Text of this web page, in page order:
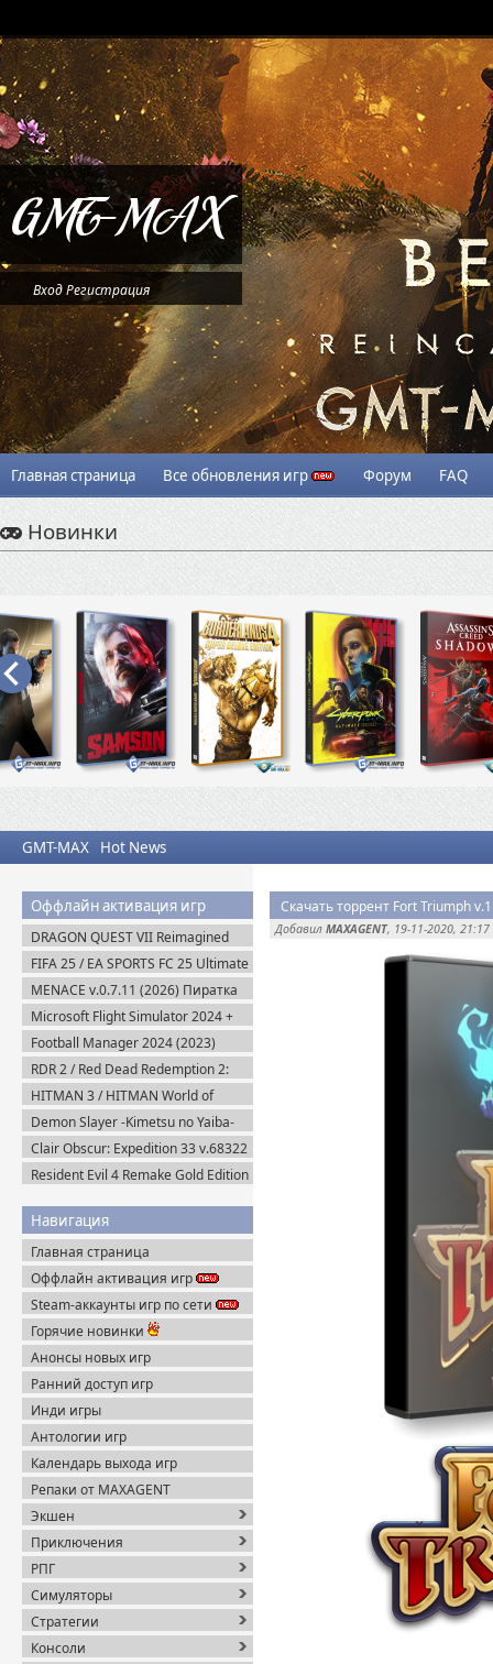
ВходРегистрация
Главная страница Все обновления игр Форум FAQ
Новинки
GMT-MAX Hot News
Оффлайн активация игр
DRAGON QUEST VII Reimagined
v.1.1.1.0 + Все DLC (2026) Пиратка
FIFA 25 / EA SPORTS FC 25 Ultimate
Edition (2024) EA-Rip
MENACE v.0.7.11 (2026) Пиратка
Microsoft Flight Simulator 2024 +
DLC (2024) Пиратка
Football Manager 2024 (2023)
Steam-Rip
RDR 2 / Red Dead Redemption 2:
Ultimate Edition v.1491.50 (2019)
Пиратка
HITMAN 3 / HITMAN World of
Assassination v.3.270.1 + Все DLC
(2016-2021) Пиратка
Demon Slayer -Kimetsu no Yaiba-
The Hinokami Chronicles (2021)
Clair Obscur: Expedition 33 v.68322
+ Все DLC (2025) Пиратка
Resident Evil 4 Remake Gold Edition
Навигация
Главная страница
Оффлайн активация игр
Steam-аккаунты игр по сети
Горячие новинки
Анонсы новых игр
Ранний доступ игр
Инди игры
Антологии игр
Календарь выхода игр
Репаки от MAXAGENT
Экшен
Приключения
РПГ
Симуляторы
Стратегии
Консоли
Скачать торрент Fort Triumph
Добавил MAXAGENT, 19-11-2020, 21:17